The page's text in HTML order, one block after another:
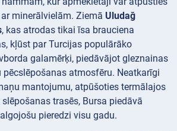
minerālvielām. Ziemā Uludağ
, kas atrodas tikai īsa brauciena
kļūst par Turcijas populārāko
galamērķi, piedāvājot gleznainas
pēcslēpošanas atmosfēru. Neatkarīgi
mantojumu, atpūšoties termālajos
trasēs, Bursa piedāvā
pieredzi visu gadu.